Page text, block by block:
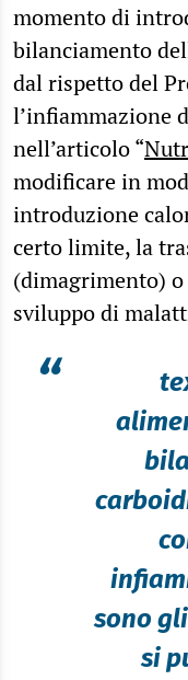
momento di
bilanciamento
dal rispetto del
l’infiammazione
nell’articolo “
modificare in
introduzione
certo limite, la
(dimagrimento)
sviluppo di
“
sono
si